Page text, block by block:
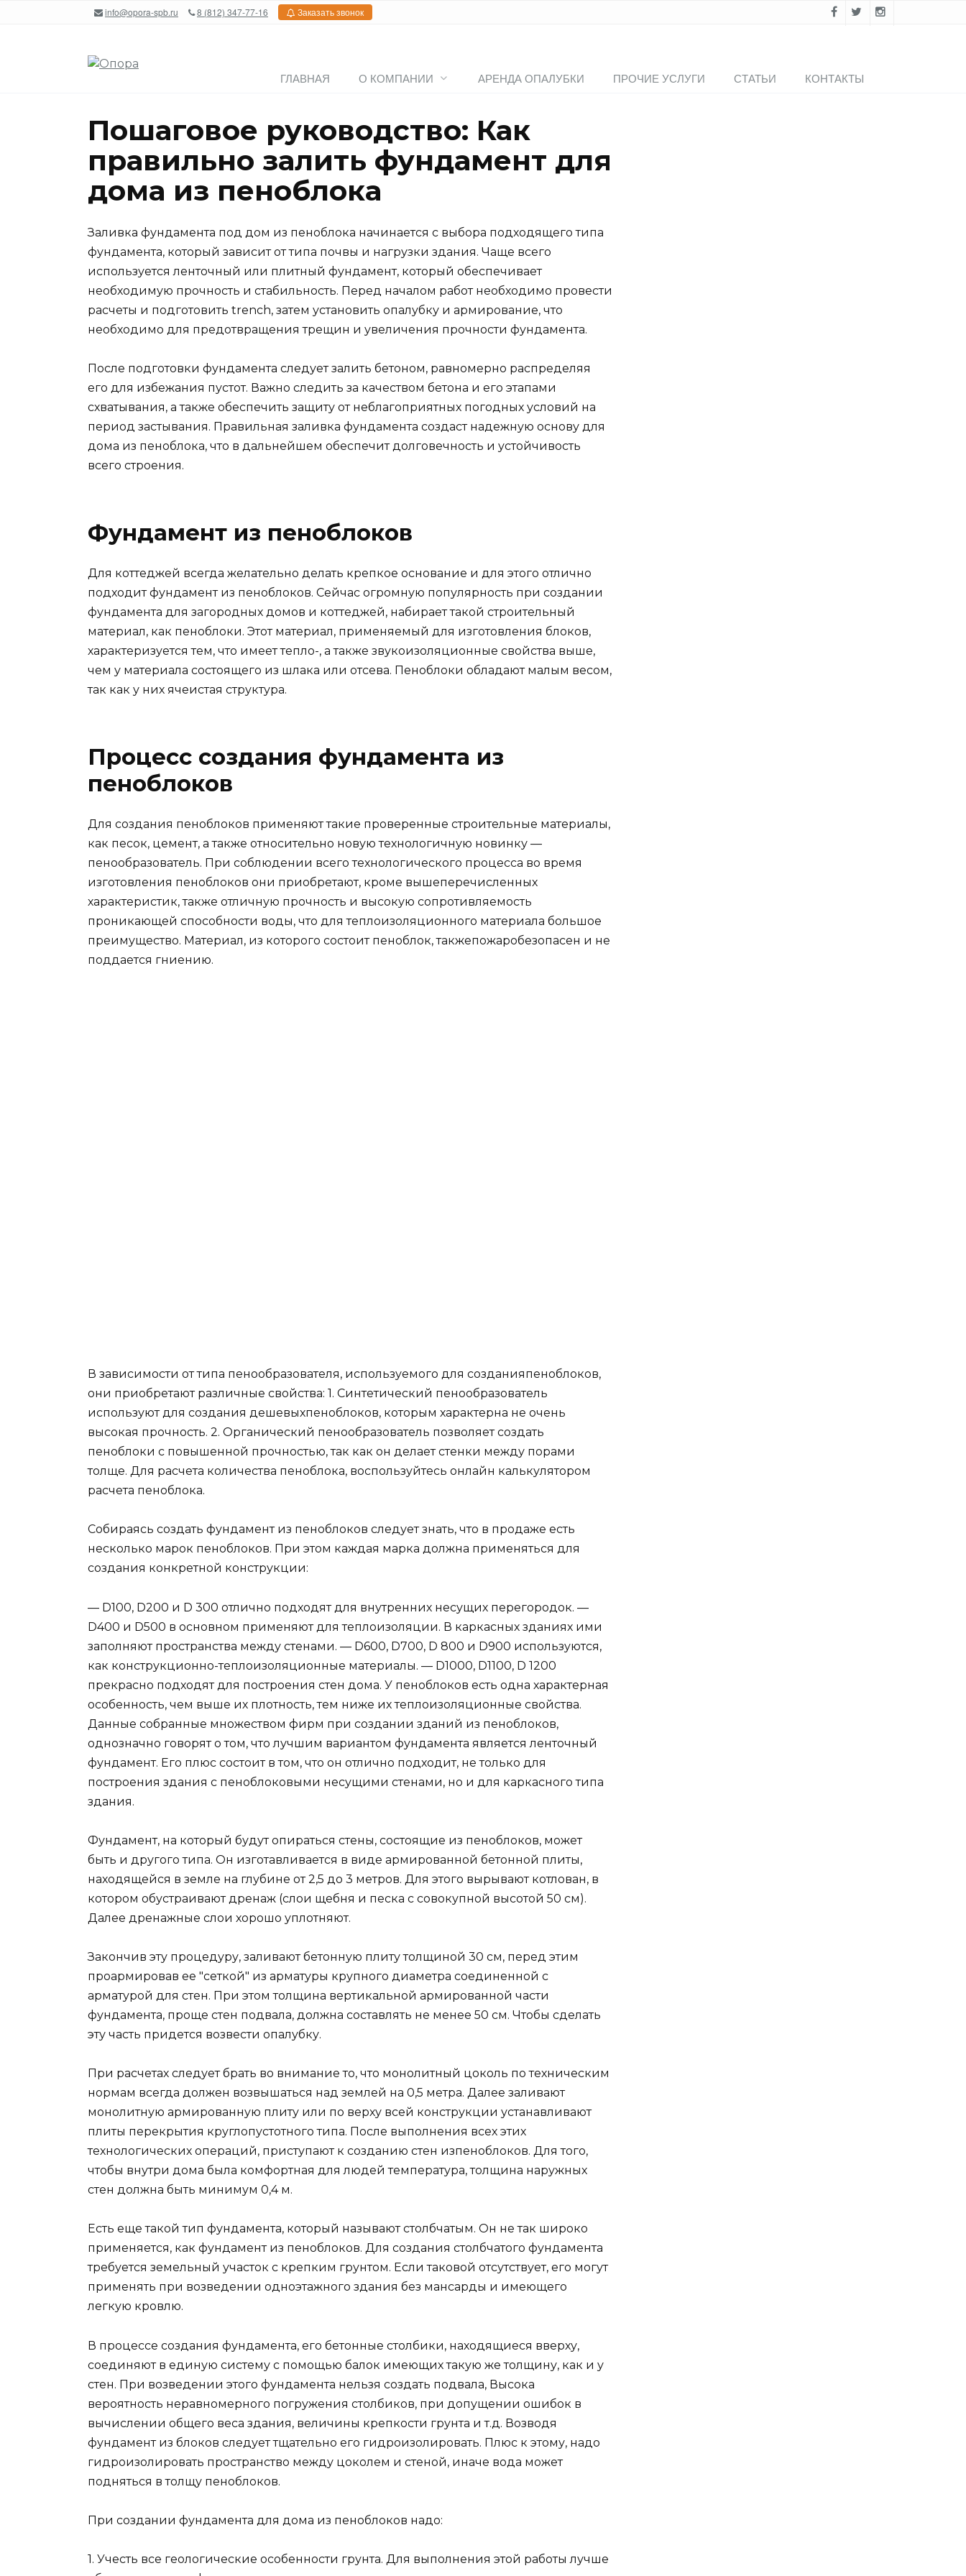
info@opora-spb.ru 8 (812) 347-77-16 Заказать звонок
ГЛАВНАЯ О КОМПАНИИ АРЕНДА ОПАЛУБКИ ПРОЧИЕ УСЛУГИ СТАТЬИ КОНТАКТЫ
Пошаговое руководство: Как
правильно залить фундамент для
дома из пеноблока
Заливка фундамента под дом из пеноблока начинается с выбора подходящего типа
фундамента, который зависит от типа почвы и нагрузки здания. Чаще всего
используется ленточный или плитный фундамент, который обеспечивает
необходимую прочность и стабильность. Перед началом работ необходимо провести
расчеты и подготовить trench, затем установить опалубку и армирование, что
необходимо для предотвращения трещин и увеличения прочности фундамента.
После подготовки фундамента следует залить бетоном, равномерно распределяя
его для избежания пустот. Важно следить за качеством бетона и его этапами
схватывания, а также обеспечить защиту от неблагоприятных погодных условий на
период застывания. Правильная заливка фундамента создаст надежную основу для
дома из пеноблока, что в дальнейшем обеспечит долговечность и устойчивость
всего строения.
Фундамент из пеноблоков
Для коттеджей всегда желательно делать крепкое основание и для этого отлично
подходит фундамент из пеноблоков. Сейчас огромную популярность при создании
фундамента для загородных домов и коттеджей, набирает такой строительный
материал, как пеноблоки. Этот материал, применяемый для изготовления блоков,
характеризуется тем, что имеет тепло-, а также звукоизоляционные свойства выше,
чем у материала состоящего из шлака или отсева. Пеноблоки обладают малым весом,
так как у них ячеистая структура.
Процесс создания фундамента из
пеноблоков
Для создания пеноблоков применяют такие проверенные строительные материалы,
как песок, цемент, а также относительно новую технологичную новинку —
пенообразователь. При соблюдении всего технологического процесса во время
изготовления пеноблоков они приобретают, кроме вышеперечисленных
характеристик, также отличную прочность и высокую сопротивляемость
проникающей способности воды, что для теплоизоляционного материала большое
преимущество. Материал, из которого состоит пеноблок, такжепожаробезопасен и не
поддается гниению.
В зависимости от типа пенообразователя, используемого для созданияпеноблоков,
они приобретают различные свойства: 1. Синтетический пенообразователь
используют для создания дешевыхпеноблоков, которым характерна не очень
высокая прочность. 2. Органический пенообразователь позволяет создать
пеноблоки с повышенной прочностью, так как он делает стенки между порами
толще. Для расчета количества пеноблока, воспользуйтесь онлайн калькулятором
расчета пеноблока.
Собираясь создать фундамент из пеноблоков следует знать, что в продаже есть
несколько марок пеноблоков. При этом каждая марка должна применяться для
создания конкретной конструкции:
— D100, D200 и D 300 отлично подходят для внутренних несущих перегородок. —
D400 и D500 в основном применяют для теплоизоляции. В каркасных зданиях ими
заполняют пространства между стенами. — D600, D700, D 800 и D900 используются,
как конструкционно-теплоизоляционные материалы. — D1000, D1100, D 1200
прекрасно подходят для построения стен дома. У пеноблоков есть одна характерная
особенность, чем выше их плотность, тем ниже их теплоизоляционные свойства.
Данные собранные множеством фирм при создании зданий из пеноблоков,
однозначно говорят о том, что лучшим вариантом фундамента является ленточный
фундамент. Его плюс состоит в том, что он отлично подходит, не только для
построения здания с пеноблоковыми несущими стенами, но и для каркасного типа
здания.
Фундамент, на который будут опираться стены, состоящие из пеноблоков, может
быть и другого типа. Он изготавливается в виде армированной бетонной плиты,
находящейся в земле на глубине от 2,5 до 3 метров. Для этого вырывают котлован, в
котором обустраивают дренаж (слои щебня и песка с совокупной высотой 50 см).
Далее дренажные слои хорошо уплотняют.
Закончив эту процедуру, заливают бетонную плиту толщиной 30 см, перед этим
проармировав ее "сеткой" из арматуры крупного диаметра соединенной с
арматурой для стен. При этом толщина вертикальной армированной части
фундамента, проще стен подвала, должна составлять не менее 50 см. Чтобы сделать
эту часть придется возвести опалубку.
При расчетах следует брать во внимание то, что монолитный цоколь по техническим
нормам всегда должен возвышаться над землей на 0,5 метра. Далее заливают
монолитную армированную плиту или по верху всей конструкции устанавливают
плиты перекрытия круглопустотного типа. После выполнения всех этих
технологических операций, приступают к созданию стен изпеноблоков. Для того,
чтобы внутри дома была комфортная для людей температура, толщина наружных
стен должна быть минимум 0,4 м.
Есть еще такой тип фундамента, который называют столбчатым. Он не так широко
применяется, как фундамент из пеноблоков. Для создания столбчатого фундамента
требуется земельный участок с крепким грунтом. Если таковой отсутствует, его могут
применять при возведении одноэтажного здания без мансарды и имеющего
легкую кровлю.
В процессе создания фундамента, его бетонные столбики, находящиеся вверху,
соединяют в единую систему с помощью балок имеющих такую же толщину, как и у
стен. При возведении этого фундамента нельзя создать подвала, Высока
вероятность неравномерного погружения столбиков, при допущении ошибок в
вычислении общего веса здания, величины крепкости грунта и т.д. Возводя
фундамент из блоков следует тщательно его гидроизолировать. Плюс к этому, надо
гидроизолировать пространство между цоколем и стеной, иначе вода может
подняться в толщу пеноблоков.
При создании фундамента для дома из пеноблоков надо:
1. Учесть все геологические особенности грунта. Для выполнения этой работы лучше